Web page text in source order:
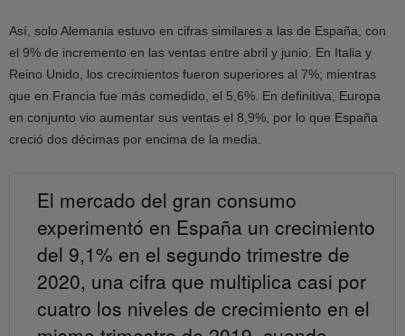
Así, solo Alemania estuvo en cifras similares a las de España, con
el 9% de incremento en las ventas entre abril y junio. En Italia y
Reino Unido, los crecimientos fueron superiores al 7%; mientras
que en Francia fue más comedido, el 5,6%. En definitiva, Europa
en conjunto vio aumentar sus ventas el 8,9%, por lo que España
creció dos décimas por encima de la media.
El mercado del gran consumo
experimentó en España un crecimiento
del 9,1% en el segundo trimestre de
2020, una cifra que multiplica casi por
cuatro los niveles de crecimiento en el